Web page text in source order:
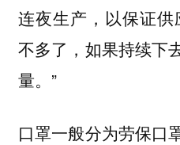
连夜生产，以保证供
不多了，如果持续下
量。”
口罩一般分为劳保口